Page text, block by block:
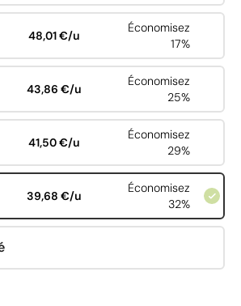
48,01 €/u
Économisez
17%
43,86 €/u
Économisez
25%
41,50 €/u
Économisez
29%
39,68 €/u
Économisez
32%